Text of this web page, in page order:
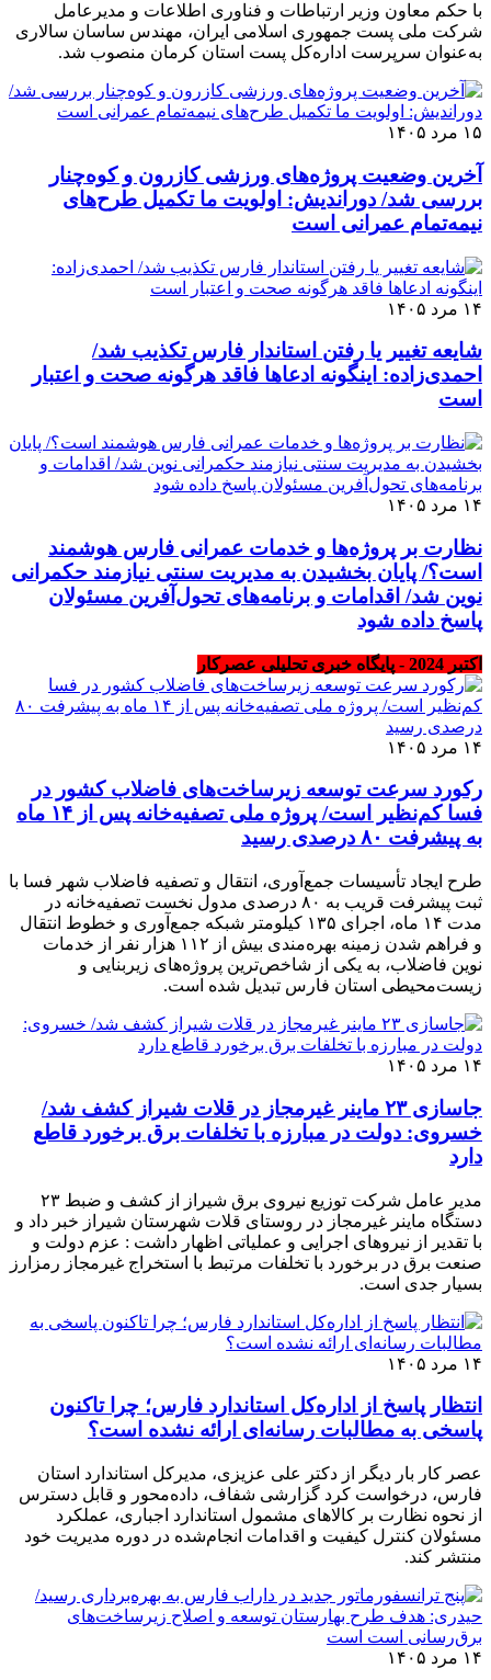
با حکم معاون وزیر ارتباطات و فناوری اطلاعات و مدیرعامل
شرکت ملی پست جمهوری اسلامی ایران، مهندس ساسان سالاری
به‌عنوان سرپرست اداره‌کل پست استان کرمان منصوب شد.
۱۵ مرد ۱۴۰۵
آخرین وضعیت پروژه‌های ورزشی کازرون و کوه‌چنار
بررسی شد/ دوراندیش: اولویت ما تکمیل طرح‌های
نیمه‌تمام عمرانی است
۱۴ مرد ۱۴۰۵
شایعه تغییر یا رفتن استاندار فارس تکذیب شد/
احمدی‌زاده: اینگونه ادعاها فاقد هرگونه صحت و اعتبار
است
۱۴ مرد ۱۴۰۵
نظارت بر پروژه‌ها و خدمات عمرانی فارس هوشمند
است؟/ پایان بخشیدن به مدیریت سنتی نیازمند حکمرانی
نوین شد/ اقدامات و برنامه‌های تحول‌آفرین مسئولان
پاسخ داده شود
اکتبر 2024 - پایگاه خبری تحلیلی عصرکار
۱۴ مرد ۱۴۰۵
رکورد سرعت توسعه زیرساخت‌های فاضلاب کشور در
فسا کم‌نظیر است/ پروژه ملی تصفیه‌خانه پس از ۱۴ ماه
به پیشرفت ۸۰ درصدی رسید
طرح ایجاد تأسیسات جمع‌آوری، انتقال و تصفیه فاضلاب شهر فسا با
ثبت پیشرفت قریب به ۸۰ درصدی مدول نخست تصفیه‌خانه در
مدت ۱۴ ماه، اجرای ۱۳۵ کیلومتر شبکه جمع‌آوری و خطوط انتقال
و فراهم شدن زمینه بهره‌مندی بیش از ۱۱۲ هزار نفر از خدمات
نوین فاضلاب، به یکی از شاخص‌ترین پروژه‌های زیربنایی و
زیست‌محیطی استان فارس تبدیل شده است.
۱۴ مرد ۱۴۰۵
جاسازی ۲۳ ماینر غیرمجاز در قلات شیراز کشف شد/
خسروی: دولت در مبارزه با تخلفات برق برخورد قاطع
دارد
مدیر عامل شرکت توزیع نیروی برق شیراز از کشف و ضبط ۲۳
دستگاه ماینر غیرمجاز در روستای قلات شهرستان شیراز خبر داد و
با تقدیر از نیروهای اجرایی و عملیاتی اظهار داشت : عزم دولت و
صنعت برق در برخورد با تخلفات مرتبط با استخراج غیرمجاز رمزارز
بسیار جدی است.
۱۴ مرد ۱۴۰۵
انتظار پاسخ از اداره‌کل استاندارد فارس؛ چرا تاکنون
پاسخی به مطالبات رسانه‌ای ارائه نشده است؟
عصر کار بار دیگر از دکتر علی عزیزی، مدیرکل استاندارد استان
فارس، درخواست کرد گزارشی شفاف، داده‌محور و قابل دسترس
از نحوه نظارت بر کالاهای مشمول استاندارد اجباری، عملکرد
مسئولان کنترل کیفیت و اقدامات انجام‌شده در دوره مدیریت خود
منتشر کند.
۱۴ مرد ۱۴۰۵